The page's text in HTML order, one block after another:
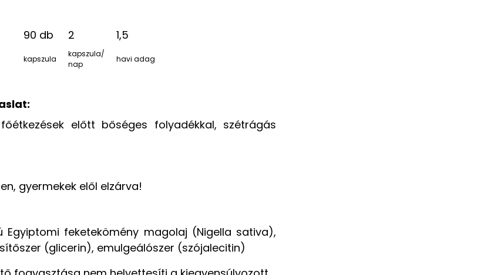
90 db 2 1,5
kapszula
kapszula/
nap
havi adag
előtt bőséges folyadékkal, szétrágás
gyermekek elől elzárva!
Egyiptomi feketekömény magolaj (Nigella sativa),
(glicerin), emulgeálószer (szójalecitin)